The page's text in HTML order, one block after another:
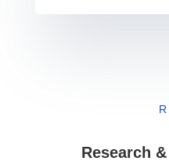
Research